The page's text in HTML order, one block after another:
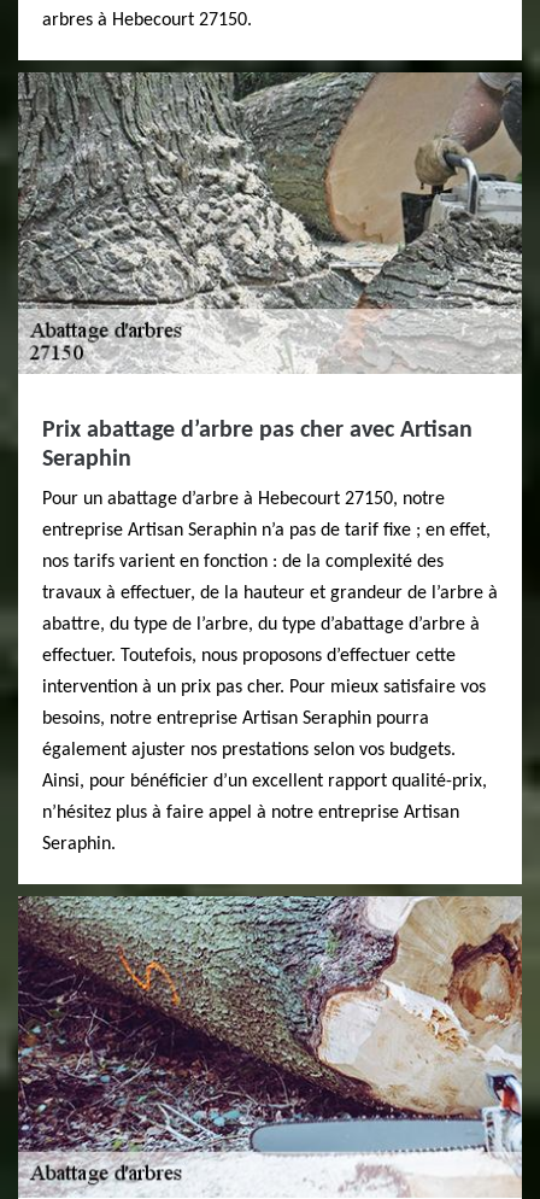
arbres à Hebecourt 27150.
Prix abattage d’arbre pas cher avec Artisan
Seraphin
Pour un abattage d’arbre à Hebecourt 27150, notre
entreprise Artisan Seraphin n’a pas de tarif fixe ; en effet,
nos tarifs varient en fonction : de la complexité des
travaux à effectuer, de la hauteur et grandeur de l’arbre à
abattre, du type de l’arbre, du type d’abattage d’arbre à
effectuer. Toutefois, nous proposons d’effectuer cette
intervention à un prix pas cher. Pour mieux satisfaire vos
besoins, notre entreprise Artisan Seraphin pourra
également ajuster nos prestations selon vos budgets.
Ainsi, pour bénéficier d’un excellent rapport qualité-prix,
n’hésitez plus à faire appel à notre entreprise Artisan
Seraphin.